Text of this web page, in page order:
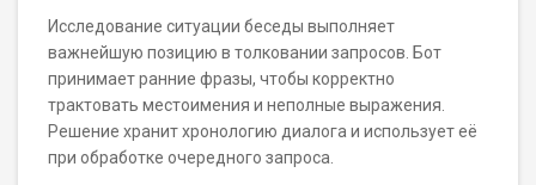
Исследование ситуации беседы выполняет
важнейшую позицию в толковании запросов. Бот
принимает ранние фразы, чтобы корректно
трактовать местоимения и неполные выражения.
Решение хранит хронологию диалога и использует её
при обработке очередного запроса.